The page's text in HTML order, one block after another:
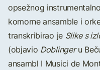
opsežnog
komorne ansamble i
transkribirao je Slike s
(objavio Doblingeru
ansambl I Musici de